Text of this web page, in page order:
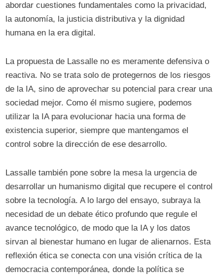
abordar cuestiones fundamentales como la privacidad,
la autonomía, la justicia distributiva y la dignidad
humana en la era digital.
La propuesta de Lassalle no es meramente defensiva o
reactiva. No se trata solo de protegernos de los riesgos
de la IA, sino de aprovechar su potencial para crear una
sociedad mejor. Como él mismo sugiere, podemos
utilizar la IA para evolucionar hacia una forma de
existencia superior, siempre que mantengamos el
control sobre la dirección de ese desarrollo.
Lassalle también pone sobre la mesa la urgencia de
desarrollar un humanismo digital que recupere el control
sobre la tecnología. A lo largo del ensayo, subraya la
necesidad de un debate ético profundo que regule el
avance tecnológico, de modo que la IA y los datos
sirvan al bienestar humano en lugar de alienarnos. Esta
reflexión ética se conecta con una visión crítica de la
democracia contemporánea, donde la política se